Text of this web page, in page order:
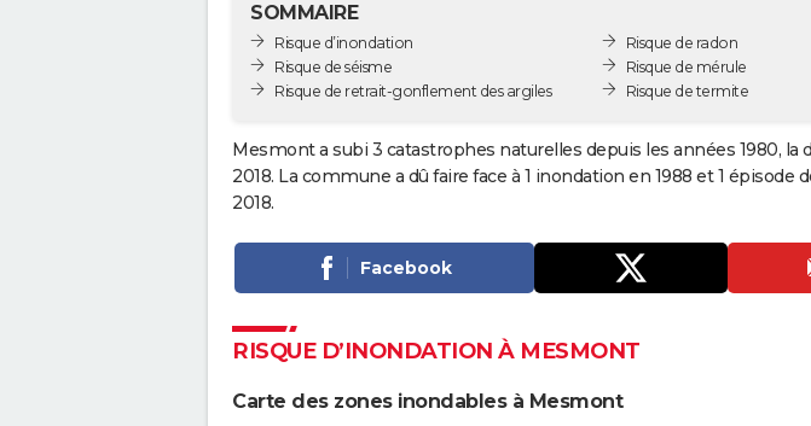
SOMMAIRE
Risque d’inondation
Risque de séisme
Risque de retrait-gonflement des argiles
Risque de radon
Risque de mérule
Risque de termite
Mesmont a subi 3 catastrophes naturelles depuis les années 1980, la
2018. La commune a dû faire face à 1 inondation en 1988 et 1 épisode
2018.
Facebook
RISQUE D’INONDATION À MESMONT
Carte des zones inondables à Mesmont